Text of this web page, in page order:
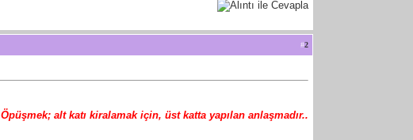
#2
Öpüşmek; alt katı kiralamak için, üst katta yapılan anlaşmadır..